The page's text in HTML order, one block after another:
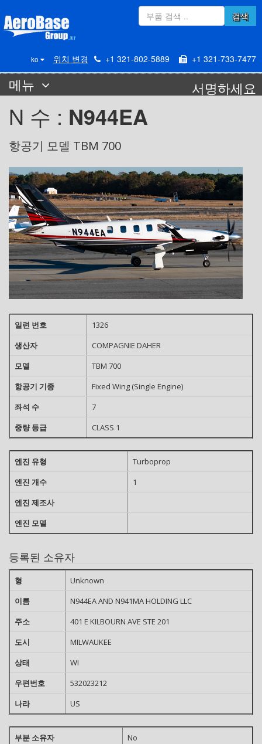
ko 위치 변경 +1 321-802-5889 +1 321-733-7477
검색
메뉴 서명하세요
« 검색으로 돌아가기
N 수 : N944EA
항공기 모델 TBM 700
일련 번호
1326
생산자
COMPAGNIE DAHER
모델
TBM 700
항공기 기종
Fixed Wing (Single Engine)
좌석 수
7
중량 등급
CLASS 1
엔진 유형
Turboprop
엔진 개수
1
엔진 제조사
엔진 모델
등록된 소유자
형
Unknown
이름
N944EA AND N941MA HOLDING LLC
주소
401 E KILBOURN AVE STE 201
도시
MILWAUKEE
상태
WI
우편번호
532023212
나라
US
부분 소유자
No